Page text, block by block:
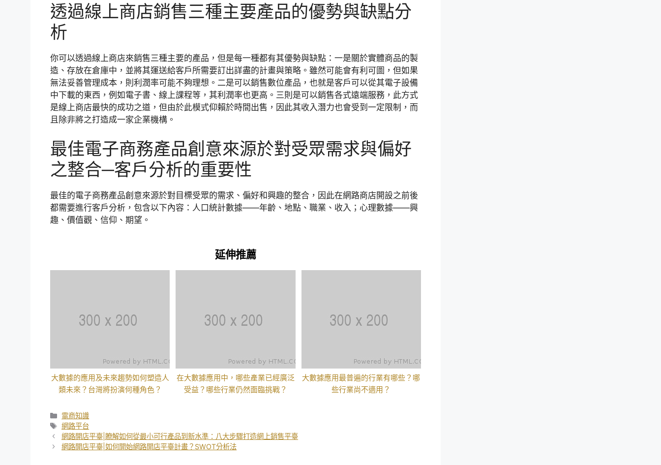
透過線上商店銷售三種主要產品的優勢與缺點分
析
你可以透過線上商店來銷售三種主要的產品，但是每一種都有其優勢與缺點：一是關於實體商品的製
造、存放在倉庫中，並將其運送給客戶所需要訂出詳盡的計畫與策略。雖然可能會有利可圖，但如果
無法妥善管理成本，則利潤率可能不夠理想。二是可以銷售數位產品，也就是客戶可以從其電子設備
中下載的東西，例如電子書、線上課程等，其利潤率也更高。三則是可以銷售各式遠端服務，此方式
是線上商店最快的成功之道，但由於此模式仰賴於時間出售，因此其收入潛力也會受到一定限制，而
且除非將之打造成一家企業機構。
最佳電子商務產品創意來源於對受眾需求與偏好
之整合─客戶分析的重要性
最佳的電子商務產品創意來源於對目標受眾的需求、偏好和興趣的整合，因此在網路商店開設之前後
都需要進行客戶分析，包含以下內容：人口統計數據——年齡、地點、職業、收入；心理數據——興
趣、價值觀、信仰、期望。
延伸推薦
大數據的應用及未來趨勢如何塑造人
類未來？台灣將扮演何種角色？
在大數據應用中，哪些產業已經廣泛
受益？哪些行業仍然面臨挑戰？
大數據應用最普遍的行業有哪些？哪
些行業尚不適用？
分
類
電商知識
標
籤
網路平台
網路開店平臺|瞭解如何從最小可行產品到新水準：八大步驟打造網上銷售平臺
網路開店平臺|如何開始網路開店平臺計畫？SWOT分析法